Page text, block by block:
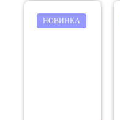
НОВИНКА